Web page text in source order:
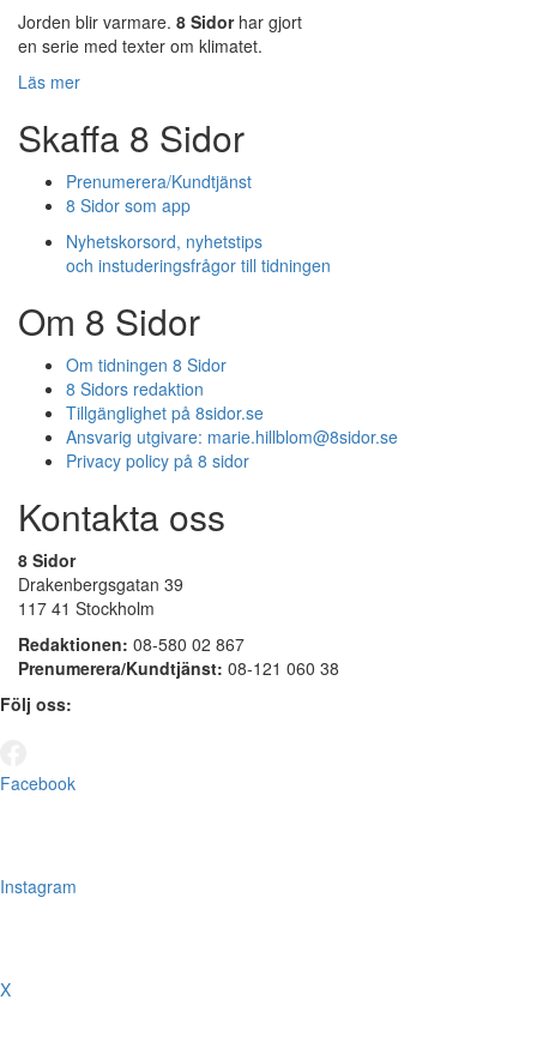
Jorden blir varmare. 8 Sidorhar gjort
en serie med texter om klimatet.
Läs mer
Skaffa 8 Sidor
Prenumerera/Kundtjänst
8 Sidor som app
Nyhetskorsord, nyhetstips
och instuderingsfrågor till tidningen
Om 8 Sidor
Om tidningen 8 Sidor
8 Sidors redaktion
Tillgänglighet på 8sidor.se
Ansvarig utgivare: marie.hillblom@8sidor.se
Privacy policy på 8 sidor
Kontakta oss
8 Sidor
Drakenbergsgatan 39
117 41 Stockholm
Redaktionen: 08-580 02 867
Prenumerera/Kundtjänst: 08-121 060 38
Följ oss:
Facebook
Instagram
X